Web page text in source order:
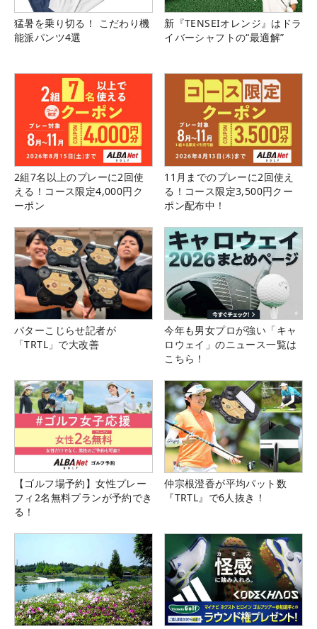
猛暑を乗り切る！ こだわり機
能派パンツ4選
新『TENSEIオレンジ』はドラ
イバーシャフトの“最適解”
2組7名以上のプレーに2回使
える！コース限定4,000円ク
ーポン
11月までのプレーに2回使え
る！コース限定3,500円クー
ポン配布中！
パターこじらせ記者が
「TRTL」で大改善
今年も男女プロが強い「キャ
ロウェイ」のニュース一覧は
こちら！
【ゴルフ場予約】女性プレー
フィ2名無料プランが予約でき
る！
仲宗根澄香が平均パット数
『TRTL』で6人抜き！